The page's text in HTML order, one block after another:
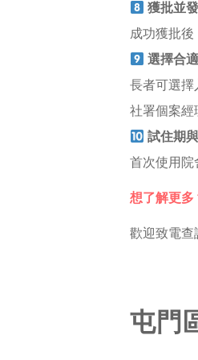
獲批並
成功獲批後
選擇合
長者可選擇
社署個案經
試住期
首次使用院
想了解更多
歡迎致電查
屯門